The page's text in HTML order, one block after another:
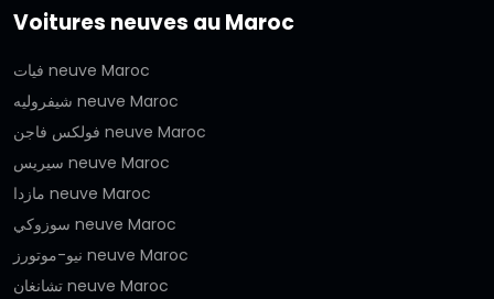
Voitures neuves au Maroc
فيات neuve Maroc
شيفروليه neuve Maroc
فولكس فاجن neuve Maroc
سيريس neuve Maroc
مازدا neuve Maroc
سوزوكي neuve Maroc
نيو-موتورز neuve Maroc
تشانغان neuve Maroc